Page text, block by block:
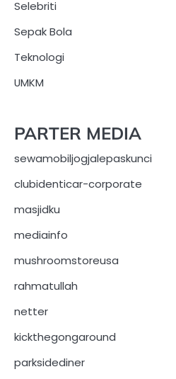
Selebriti
Sepak Bola
Teknologi
UMKM
PARTER MEDIA
sewamobiljogjalepaskunci
clubidenticar-corporate
masjidku
mediainfo
mushroomstoreusa
rahmatullah
netter
kickthegongaround
parksidediner